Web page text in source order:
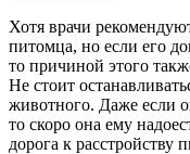
Хотя врачи
питомца, но если его
то причиной этого
Не стоит
животного. Даже если
то скоро она ему
дорога к расстройству